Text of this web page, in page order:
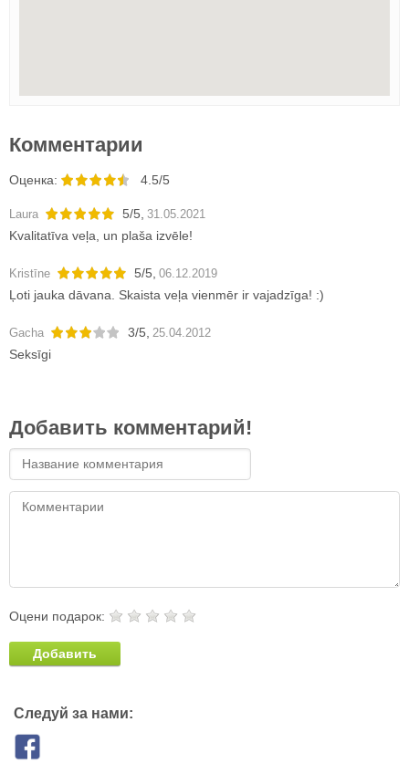
Комментарии
Oценка: 4.5/5
Laura 5/5 31.05.2021
Kvalitatīva veļa, un plaša izvēle!
Kristīne 5/5 06.12.2019
Ļoti jauka dāvana. Skaista veļa vienmēr ir vajadzīga! :)
Gacha 3/5 25.04.2012
Seksīgi
Добавить комментарий!
Оцени подарок:
Добавить
Следуй за нами: